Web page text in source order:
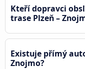
Kteří dopravci
trase Plzeň –
Existuje přímý
Znojmo?